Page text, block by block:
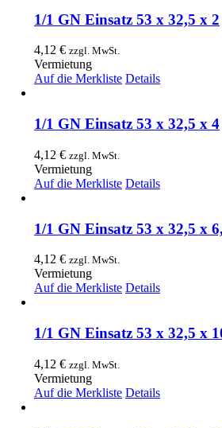
1/1 GN Einsatz 53 x 32,5 x 2
4,12 € zzgl. MwSt.
Vermietung
Auf die Merkliste Details
1/1 GN Einsatz 53 x 32,5 x 4
4,12 € zzgl. MwSt.
Vermietung
Auf die Merkliste Details
1/1 GN Einsatz 53 x 32,5 x
4,12 € zzgl. MwSt.
Vermietung
Auf die Merkliste Details
1/1 GN Einsatz 53 x 32,5 x
4,12 € zzgl. MwSt.
Vermietung
Auf die Merkliste Details